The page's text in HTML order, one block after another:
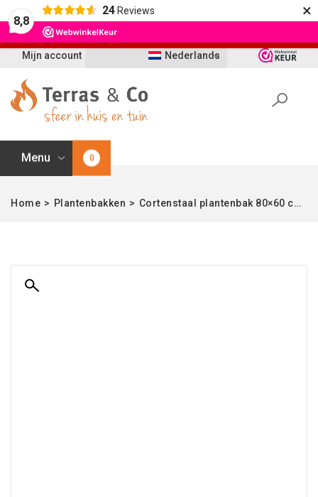
8,8
24 Reviews ×
Nederlands
Mijn account
Menu 0
Home > Plantenbakken > Cortenstaal plantenbak 80×60 cm | Hoekig | Enjoyplanters
Let op: t/m 21 augustus worden bestellingen
vertraagd geleverd i.v.m. vakantie